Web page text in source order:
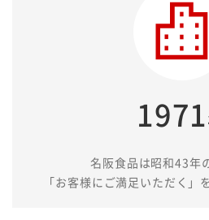
安全・安心への取り組み
サービス提供までの流れ
1971
名阪食品は昭和43年
「お客様にご満足いただく」